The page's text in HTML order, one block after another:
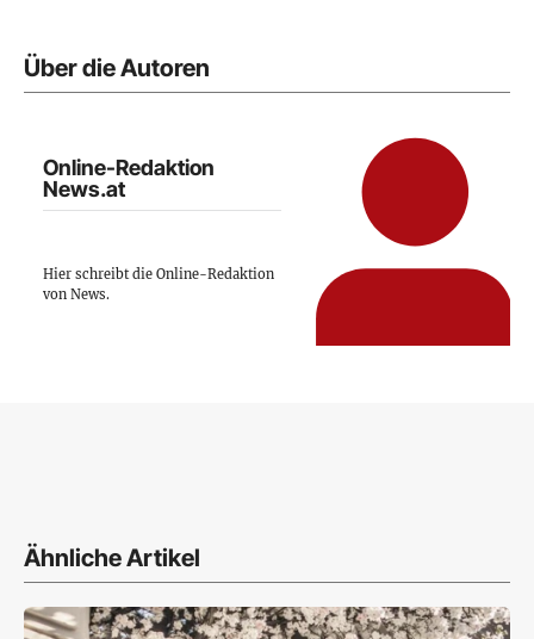
Über die Autoren
Online-Redaktion
News.at
Hier schreibt die Online-Redaktion
von News.
Ähnliche Artikel